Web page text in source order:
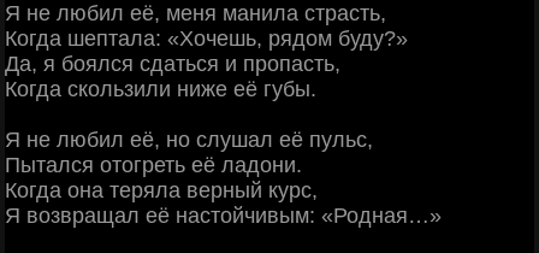
Я не любил её, меня манила страсть,
Когда шептала: «Хочешь, рядом буду?»
Да, я боялся сдаться и пропасть,
Когда скользили ниже её губы.
Я не любил её, но слушал её пульс,
Пытался отогреть её ладони.
Когда она теряла верный курс,
Я возвращал её настойчивым: «Родная…»